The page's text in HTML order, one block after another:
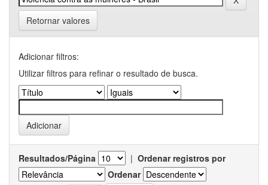
Retornar valores
Adicionar filtros:
Utilizar filtros para refinar o resultado de busca.
Resultados/Página | Ordenar registros por
Ordenar